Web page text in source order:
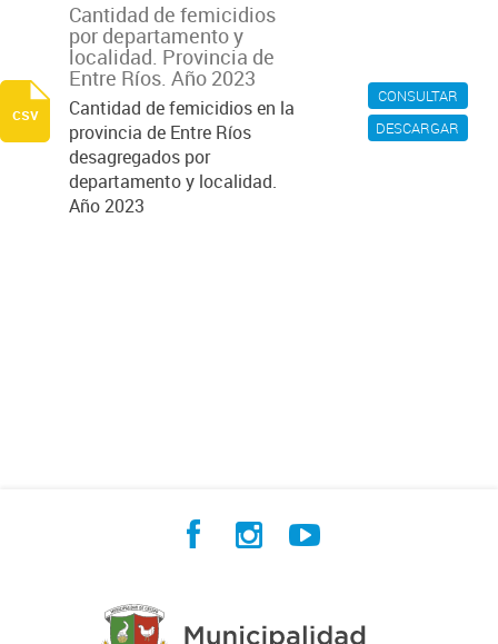
CONSULTAR
DESCARGAR
Cantidad de femicidios
por departamento y
localidad. Provincia de
Entre Ríos. Año 2023
Cantidad de femicidios en la
provincia de Entre Ríos
desagregados por
departamento y localidad.
Año 2023
csv